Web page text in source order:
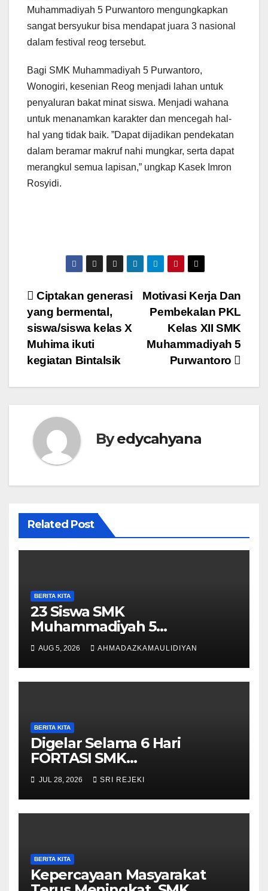
Muhammadiyah 5 Purwantoro mengungkapkan
sangat bersyukur bisa mendapat juara 3 nasional
dalam festival reog tersebut.
Bagi SMK Muhammadiyah 5 Purwantoro,
Wonogiri, kesenian Reog menjadi lahan untuk
penyaluran bakat minat siswa. Menjadi wahana
untuk menanamkan karakter dan mencegah hal-
hal yang tidak baik. ”Dapat dijadikan pendekatan
dalam beramar makruf nahi mungkar, serta dapat
merangkul semua lapisan,” ungkap Kasek Imron
Rosyidi.
Post
navigation
Motivasi Kerja Dan
Pembekalan PKL
Kelas XII SMK
Muhammadiyah 5
Purwantoro
Ciptakan generasi
yang bermental,
siswa/siswa kelas X
Muhima ikuti
kegiatan Bintalsik
Byedycahyana
Related Post
BERITA KITA
23 Siswa SMK
Muhammadiyah 5
Purwantoro Terpilih Menjadi
Pengibar Bendera HUT ke-81
RI Tingkat Kecamatan
Purwantoro
AUG 5, 2026 AHMADAZKAMAULIDIYAN
BERITA KITA
Digelar Selama 6 Hari
FORTASI SMK
Muhammadiyah 5
Purwantoro Berjalan Lancar,
Meriah, dan Penuh
Semangat
JUL 28, 2026 SRI REJEKI
BERITA KITA
Kepercayaan Masyarakat